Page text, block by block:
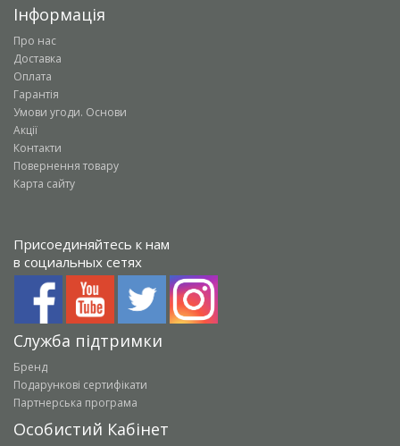
Інформація
Про нас
Доставка
Оплата
Гарантія
Умови угоди. Основи
Акції
Контакти
Повернення товару
Карта сайту
Присоединяйтесь к нам
в социальных сетях
Служба підтримки
Бренд
Подарункові сертифікати
Партнерська програма
Особистий Кабінет